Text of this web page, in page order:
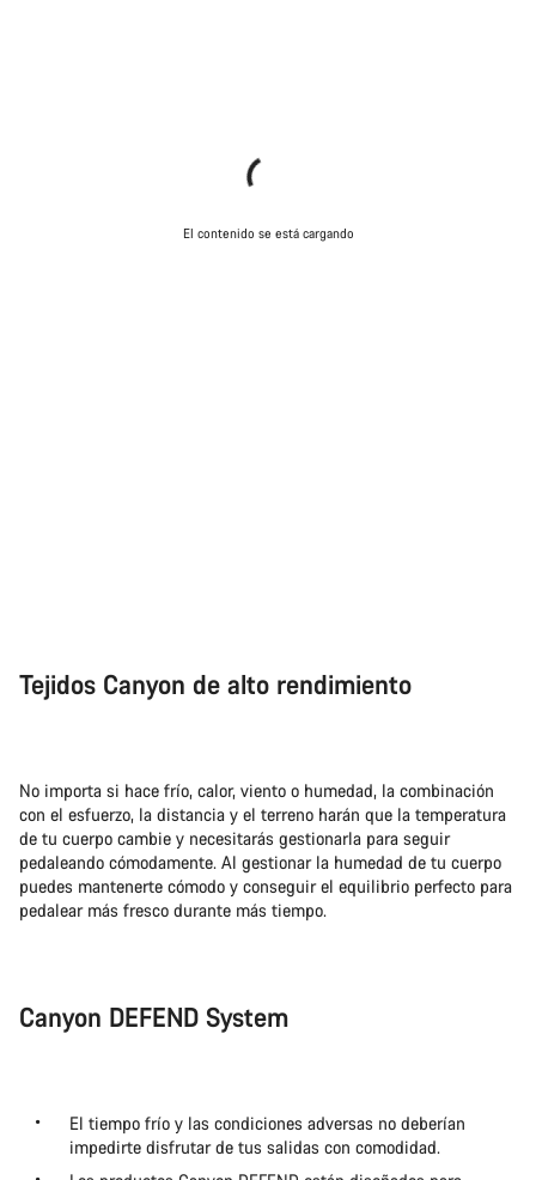
El contenido se está cargando
Tejidos Canyon de alto rendimiento
No importa si hace frío, calor, viento o humedad, la combinación
con el esfuerzo, la distancia y el terreno harán que la temperatura
de tu cuerpo cambie y necesitarás gestionarla para seguir
pedaleando cómodamente. Al gestionar la humedad de tu cuerpo
puedes mantenerte cómodo y conseguir el equilibrio perfecto para
pedalear más fresco durante más tiempo.
Canyon DEFEND System
El tiempo frío y las condiciones adversas no deberían
impedirte disfrutar de tus salidas con comodidad.